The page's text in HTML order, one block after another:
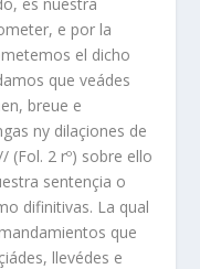
e por la
el dicho
que veádes
breue e
ny dilaçiones de
(Fol. 2 rº) sobre ello
sentençia o
difinitivas. La qual
que
llevédes e